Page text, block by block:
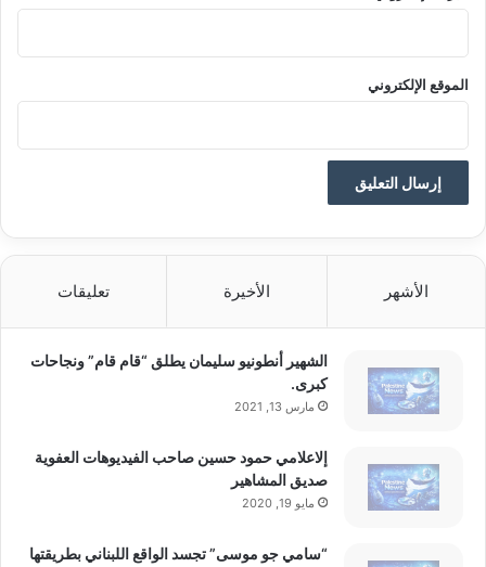
الموقع الإلكتروني
الأشهر الأخيرة تعليقات
الشهير أنطونيو سليمان يطلق “قام قام” ونجاحات
كبرى.
مارس 13, 2021
إلاعلامي حمود حسين صاحب الفيديوهات العفوية
صديق المشاهير
مايو 19, 2020
“سامي جو موسى” تجسد الواقع اللبناني بطريقتها